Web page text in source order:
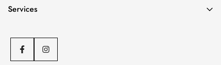
Notre boutique spécialisée
Adresse
Services
C.G.V
Politique d'envoi